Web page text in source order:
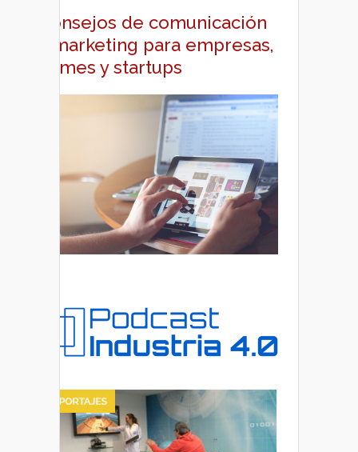
Consejos de comunicación
y marketing para empresas,
pymes y startups